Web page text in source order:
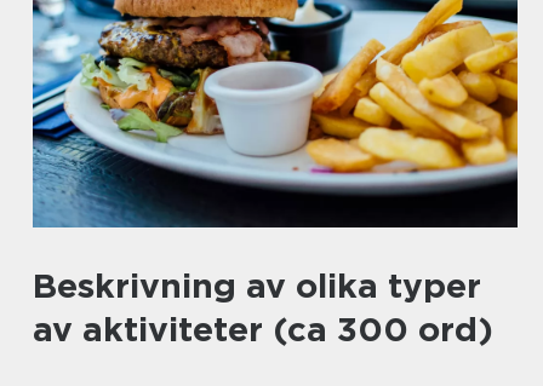
Beskrivning av olika typer
av aktiviteter (ca 300 ord)